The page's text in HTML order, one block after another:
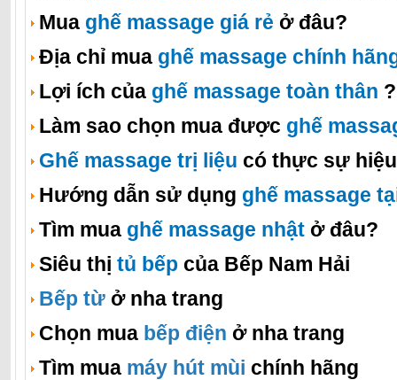
Mua ghế massage giá rẻ ở đâu?
Địa chỉ mua ghế massage chính
Lợi ích của ghế massage toàn thân ?
Làm sao chọn mua được ghế
Ghế massage trị liệu có thực sự
Hướng dẫn sử dụng ghế massage
Tìm mua ghế massage nhật ở đâu?
Siêu thị tủ bếp của Bếp Nam Hải
Bếp từ ở nha trang
Chọn mua bếp điện ở nha trang
Tìm mua máy hút mùi chính hãng